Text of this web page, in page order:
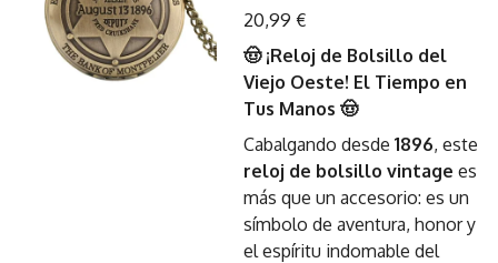
20,99 €
🤠 ¡Reloj de Bolsillo del
Viejo Oeste! El Tiempo en
Tus Manos 🤠
Cabalgando desde 1896, este
reloj de bolsillo vintage es
más que un accesorio: es un
símbolo de aventura, honor y
el espíritu indomable del